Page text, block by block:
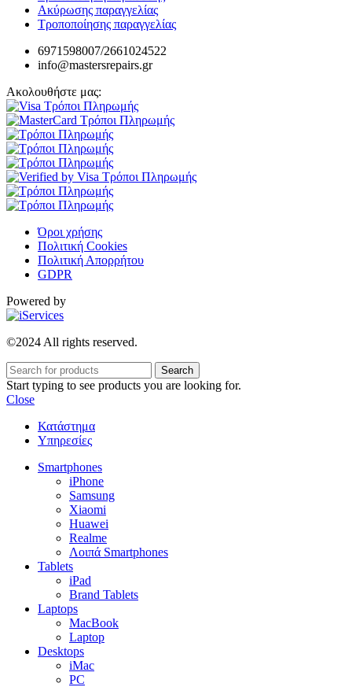
Ακύρωσης παραγγελίας
Τροποποίησης παραγγελίας
6971598007/2661024522
info@mastersrepairs.gr
Ακολουθήστε μας:
Όροι χρήσης
Πολιτική Cookies
Πολιτική Απορρήτου
GDPR
Powered by
©2024 All rights reserved.
Search
Start typing to see products you are looking for.
Close
Κατάστημα
Υπηρεσίες
Smartphones
iPhone
Samsung
Xiaomi
Huawei
Realme
Λοιπά Smartphones
Tablets
iPad
Brand Tablets
Laptops
MacBook
Laptop
Desktops
iMac
PC